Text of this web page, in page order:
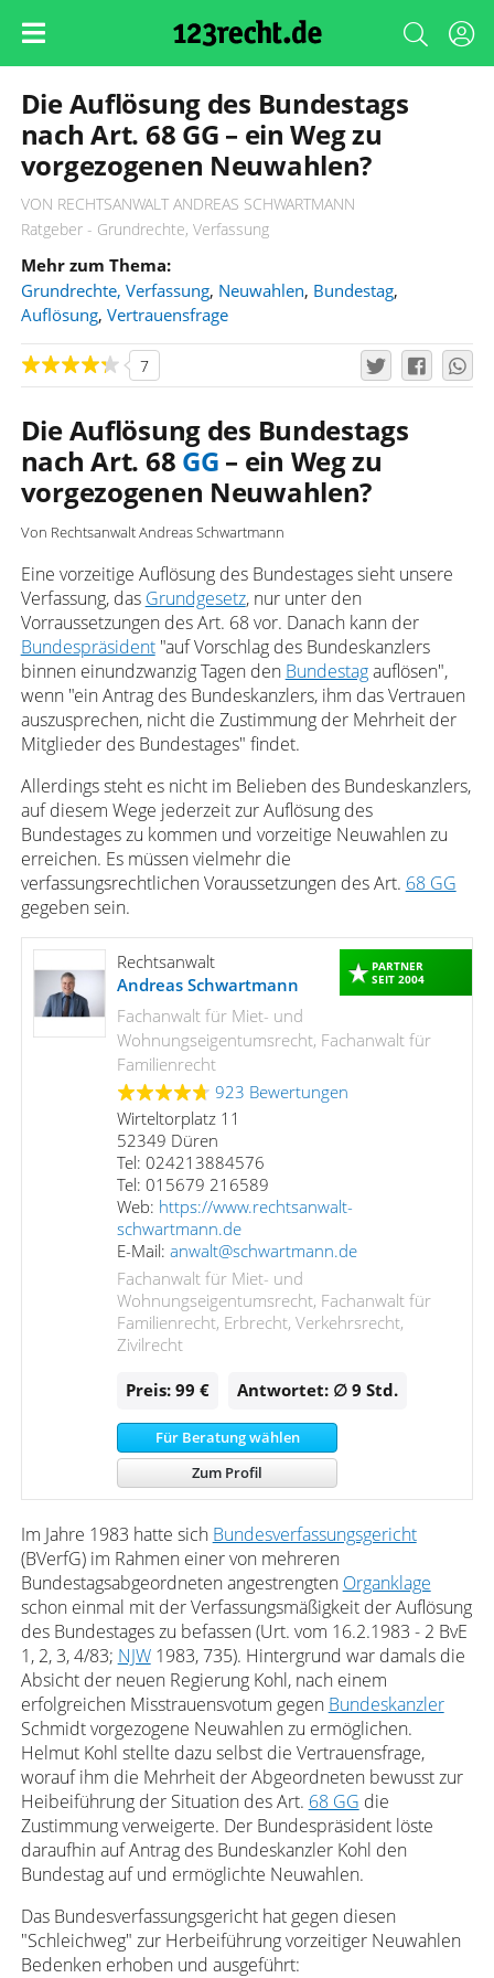
Die Auflösung des Bundestags
nach Art. 68 GG – ein Weg zu
vorgezogenen Neuwahlen?
VON RECHTSANWALT ANDREAS SCHWARTMANN
Ratgeber - Grundrechte, Verfassung
Mehr zum Thema:
Grundrechte, Verfassung, Neuwahlen, Bundestag,
Auflösung, Vertrauensfrage
7
Die Auflösung des Bundestags
nach Art. 68 GG – ein Weg zu
vorgezogenen Neuwahlen?
Von Rechtsanwalt Andreas Schwartmann
Eine vorzeitige Auflösung des Bundestages sieht unsere
Verfassung, das Grundgesetz, nur unter den
Vorraussetzungen des Art. 68 vor. Danach kann der
Bundespräsident"auf Vorschlag des Bundeskanzlers
binnen einundzwanzig Tagen den Bundestagauflösen",
wenn "ein Antrag des Bundeskanzlers, ihm das Vertrauen
auszusprechen, nicht die Zustimmung der Mehrheit der
Mitglieder des Bundestages" findet.
Allerdings steht es nicht im Belieben des Bundeskanzlers,
auf diesem Wege jederzeit zur Auflösung des
Bundestages zu kommen und vorzeitige Neuwahlen zu
erreichen. Es müssen vielmehr die
verfassungsrechtlichen Voraussetzungen des Art. 68 GG
gegeben sein.
PARTNER
SEIT 2004
Rechtsanwalt
Andreas Schwartmann
Fachanwalt für Miet- und
Wohnungseigentumsrecht, Fachanwalt für
Familienrecht
923 Bewertungen
Wirteltorplatz 11
52349 Düren
Tel: 024213884576
Tel: 015679 216589
Web: https://www.rechtsanwalt-
schwartmann.de
E-Mail:anwalt@schwartmann.de
Fachanwalt für Miet- und
Wohnungseigentumsrecht, Fachanwalt für
Familienrecht, Erbrecht, Verkehrsrecht,
Zivilrecht
Preis: 99 € Antwortet: ∅ 9Std.
Für Beratung wählen
Zum Profil
Im Jahre 1983 hatte sich Bundesverfassungsgericht
(BVerfG) im Rahmen einer von mehreren
Bundestagsabgeordneten angestrengten Organklage
schon einmal mit der Verfassungsmäßigkeit der Auflösung
des Bundestages zu befassen (Urt. vom 16.2.1983 - 2 BvE
1, 2, 3, 4/83; NJW1983, 735). Hintergrund war damals die
Absicht der neuen Regierung Kohl, nach einem
erfolgreichen Misstrauensvotum gegen Bundeskanzler
Schmidt vorgezogene Neuwahlen zu ermöglichen.
Helmut Kohl stellte dazu selbst die Vertrauensfrage,
worauf ihm die Mehrheit der Abgeordneten bewusst zur
Heibeiführung der Situation des Art. 68 GG die
Zustimmung verweigerte. Der Bundespräsident löste
daraufhin auf Antrag des Bundeskanzler Kohl den
Bundestag auf und ermöglichte Neuwahlen.
Das Bundesverfassungsgericht hat gegen diesen
"Schleichweg" zur Herbeiführung vorzeitiger Neuwahlen
Bedenken erhoben und ausgeführt: